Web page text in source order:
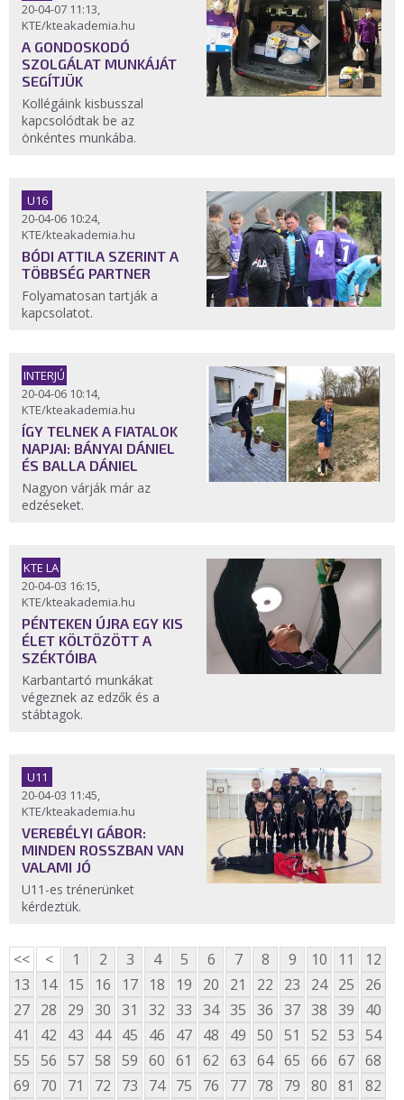
20-04-07 11:13,
KTE/kteakademia.hu
A GONDOSKODÓ
SZOLGÁLAT MUNKÁJÁT
SEGÍTJÜK
Kollégáink kisbusszal
kapcsolódtak be az
önkéntes munkába.
U16
20-04-06 10:24,
KTE/kteakademia.hu
BÓDI ATTILA SZERINT A
TÖBBSÉG PARTNER
Folyamatosan tartják a
kapcsolatot.
INTERJÚ
20-04-06 10:14,
KTE/kteakademia.hu
ÍGY TELNEK A FIATALOK
NAPJAI: BÁNYAI DÁNIEL
ÉS BALLA DÁNIEL
Nagyon várják már az
edzéseket.
KTE LA
20-04-03 16:15,
KTE/kteakademia.hu
PÉNTEKEN ÚJRA EGY KIS
ÉLET KÖLTÖZÖTT A
SZÉKTÓIBA
Karbantartó munkákat
végeznek az edzők és a
stábtagok.
U11
20-04-03 11:45,
KTE/kteakademia.hu
VEREBÉLYI GÁBOR:
MINDEN ROSSZBAN VAN
VALAMI JÓ
U11-es trénerünket
kérdeztük.
<< < 1 2 3 4 5 6 7 8 9 10 11
12
13
14 15 16 17 18 19 20 21 22 23 24 25
26
27 28 29 30 31 32 33 34 35 36 37 38 39
40
41
42 43 44 45 46 47 48 49 50 51 52 53 54
55 56 57 58 59 60 61 62 63 64 65 66 67 68
69
70 71 72 73 74 75 76 77 78 79 80 81
82